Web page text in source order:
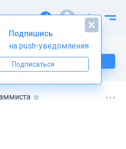
по Python тут
Подпишись
на push-уведомления
Подписаться